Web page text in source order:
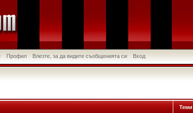
Профил Влезте, за да видите съобщенията си Вход
Теми